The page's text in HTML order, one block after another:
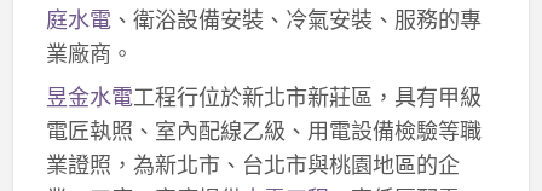
庭水電、衛浴設備安裝、冷氣安裝、服務的專
業廠商。
昱金水電工程行位於新北市新莊區，具有甲級
電匠執照、室內配線乙級、用電設備檢驗等職
業證照，為新北市、台北市與桃園地區的企